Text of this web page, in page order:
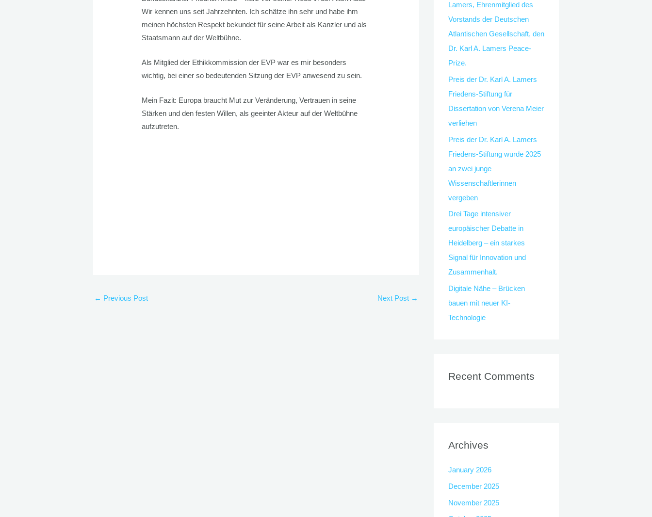
Wir kennen uns seit Jahrzehnten. Ich schätze ihn sehr und habe ihm
meinen höchsten Respekt bekundet für seine Arbeit als Kanzler und als
Staatsmann auf der Weltbühne.
Als Mitglied der Ethikkommission der EVP war es mir besonders
wichtig, bei einer so bedeutenden Sitzung der EVP anwesend zu sein.
Mein Fazit: Europa braucht Mut zur Veränderung, Vertrauen in seine
Stärken und den festen Willen, als geeinter Akteur auf der Weltbühne
aufzutreten.
← Previous Post Next Post →
Lamers, Ehrenmitglied des
Vorstands der Deutschen
Atlantischen Gesellschaft, den
Dr. Karl A. Lamers Peace-
Prize.
Preis der Dr. Karl A. Lamers
Friedens-Stiftung für
Dissertation von Verena Meier
verliehen
Preis der Dr. Karl A. Lamers
Friedens-Stiftung wurde 2025
an zwei junge
Wissenschaftlerinnen
vergeben
Drei Tage intensiver
europäischer Debatte in
Heidelberg – ein starkes
Signal für Innovation und
Zusammenhalt.
Digitale Nähe – Brücken
bauen mit neuer KI-
Technologie
Recent Comments
Archives
January 2026
December 2025
November 2025